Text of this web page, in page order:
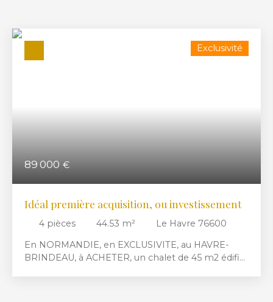
89 000 €
Exclusivité
Idéal première acquisition, ou investissement
4 pièces 44.53 m²
Le Havre 76600
En NORMANDIE, en EXCLUSIVITE, au HAVRE-
BRINDEAU, à ACHETER, un chalet de 45 m2 édifié